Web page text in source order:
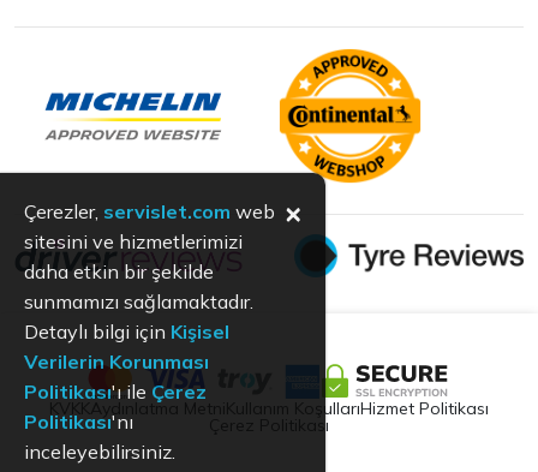
Aydınlatma Metni Kullanım KoşullarıHizmet Politikası
Çerez Politikası
Çerezler, servislet.com web
sitesini ve hizmetlerimizi
daha etkin bir şekilde
sunmamızı sağlamaktadır.
Detaylı bilgi için Kişisel
Verilerin Korunması
Politikası'ı ile Çerez
Politikası'nı
inceleyebilirsiniz.
×